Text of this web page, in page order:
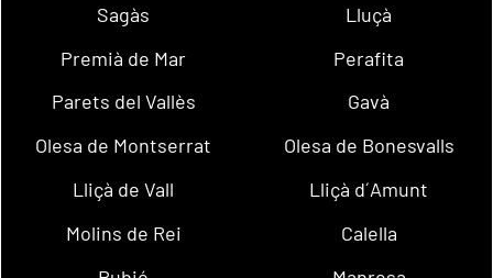
Sagàs
Lluçà
Premià de Mar
Perafita
Parets del Vallès
Gavà
Olesa de Montserrat
Olesa de Bonesvalls
Lliçà de Vall
Lliçà d´Amunt
Molins de Rei
Calella